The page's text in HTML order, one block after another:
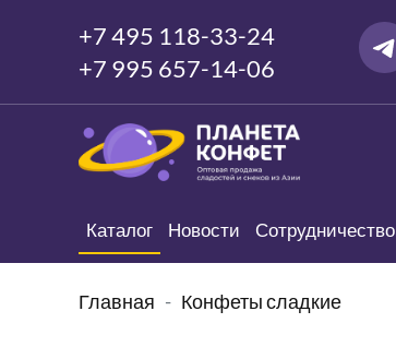
+7 495 118-33-24
+7 995 657-14-06
Каталог Новости Сотрудничество
Главная Конфеты сладкие